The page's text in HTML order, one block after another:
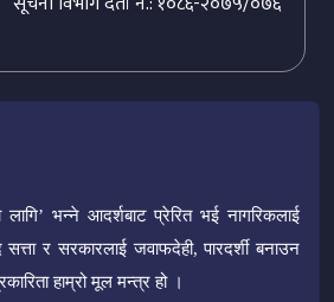
लागि’ भन्ने आदर्शबाट प्रेरित भई नागरिकलाई
सत्ता र सरकारलाई जवाफदेही, पारदर्शी बनाउन
हाम्रो मूल मन्त्र हो ।